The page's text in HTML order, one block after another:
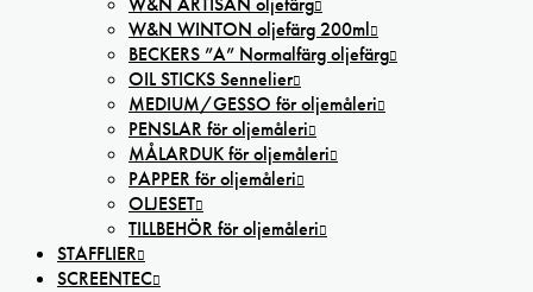
W&N WINTON oljefärg 200ml
BECKERS ”A” Normalfärg oljefärg
OIL STICKS Sennelier
MEDIUM/GESSO för oljemåleri
PENSLAR för oljemåleri
MÅLARDUK för oljemåleri
PAPPER för oljemåleri
OLJESET
TILLBEHÖR för oljemåleri
STAFFLIER
SCREENTEC